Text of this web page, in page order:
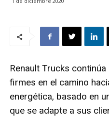
Renault Trucks
firmes en el camino
energética, basado en
que se adapte a sus